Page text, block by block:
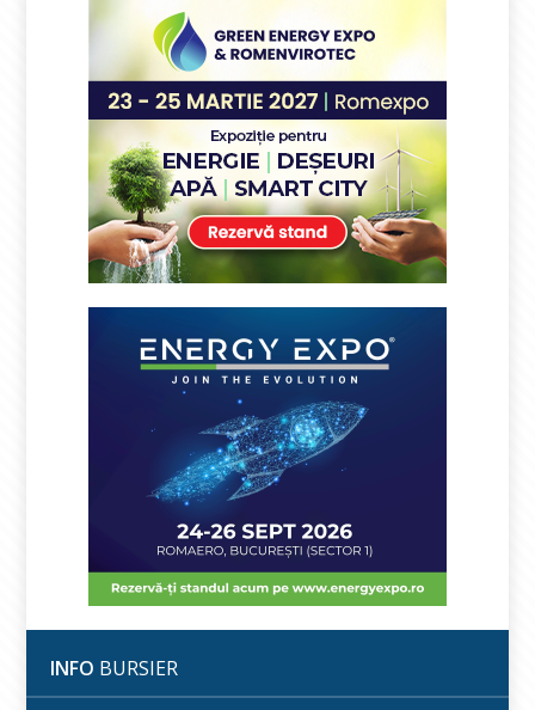
INFO BURSIER